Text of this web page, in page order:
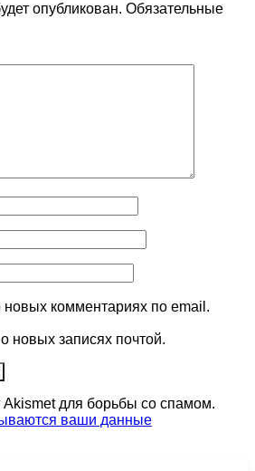
опубликован. Обязательные
комментариях по email.
новых записях почтой.
Akismet для борьбы со спамом.
ваши данные